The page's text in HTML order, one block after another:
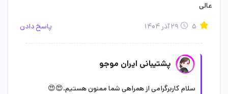
عالی
۲۹ آذر ۱۴۰۴ پاسخ دادن
پشتیبانی ایران موجو
سلام کاربرگرامی از همراهی شما ممنون هستیم.😍😍